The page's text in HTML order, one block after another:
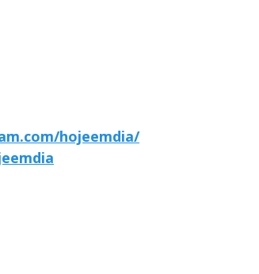
hojeemdia/